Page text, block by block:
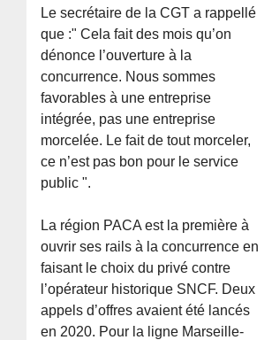
Le secrétaire de la CGT a rappellé
que :" Cela fait des mois qu’on
dénonce l’ouverture à la
concurrence. Nous sommes
favorables à une entreprise
intégrée, pas une entreprise
morcelée. Le fait de tout morceler,
ce n’est pas bon pour le service
public ".
La région PACA est la première à
ouvrir ses rails à la concurrence en
faisant le choix du privé contre
l’opérateur historique SNCF. Deux
appels d’offres avaient été lancés
en 2020. Pour la ligne Marseille-